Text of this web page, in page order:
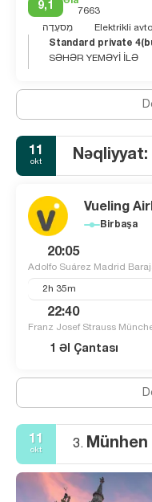
9,1
7663
מִסעָדָה
Elektrikli
Standard private
SƏHƏR YEMƏYİ İLƏ
11
okt
Vueling
Birbaşa
20:05
Adolfo Suárez Madrid
2h 35m
22:40
Franz Josef Strauss
1 Əl Çantası
11
okt 3. Münhen